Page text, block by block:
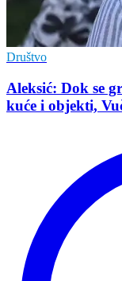
Društvo
Aleksić: Dok se
kuće i objekti,